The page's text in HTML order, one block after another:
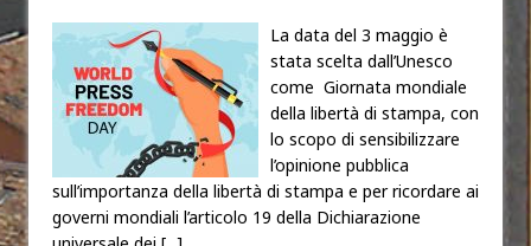
La data del 3 maggio è
stata scelta dall’Unesco
come Giornata mondiale
della libertà di stampa, con
lo scopo di sensibilizzare
l’opinione pubblica
sull’importanza della libertà di stampa e per ricordare ai
governi mondiali l’articolo 19 della Dichiarazione